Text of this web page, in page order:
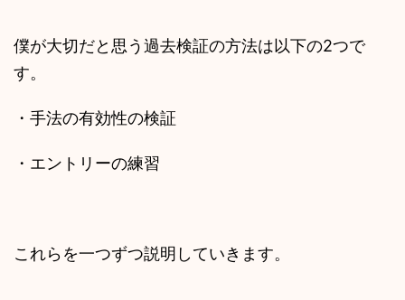
僕が大切だと思う過去検証の方法は以下の2つで
す。
・手法の有効性の検証
・エントリーの練習
これらを一つずつ説明していきます。